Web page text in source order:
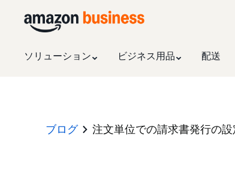
ソリューション ビジネス用品 配送
ブログ 注文単位での請求書発行の